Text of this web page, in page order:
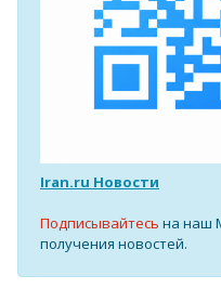
Iran.ru Новости
Подписывайтесь на наш
получения новостей.